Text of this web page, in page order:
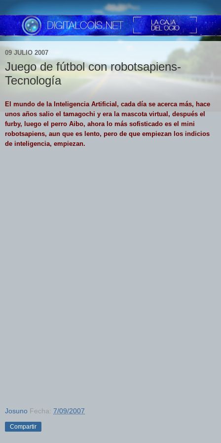
09 JULIO 2007
Juego de fútbol con robotsapiens-
Tecnología
El mundo de la Inteligencia Artificial, cada día se acerca más, hace
unos años salio el tamagochi y era la mascota virtual, después el
furby, luego el perro Aibo, ahora lo más sofisticado es el mini
robotsapiens, aun que es lento, pero de que empiezan los indicios
de inteligencia, empiezan.
Josuno Fecha: 7/09/2007
Compartir